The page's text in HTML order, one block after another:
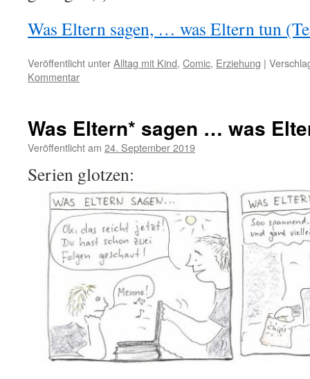
Was Eltern sagen, … was Eltern tun
Veröffentlicht unterAlltag mit Kind, Comic, Erziehung |
Kommentar
Was Eltern* sagen … was
Veröffentlicht am 24. September 2019
Serien glotzen: